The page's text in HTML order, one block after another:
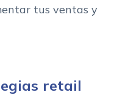
tus ventas y
retail